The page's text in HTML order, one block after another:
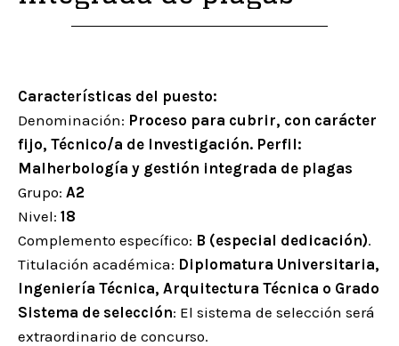
Características del puesto:
Denominación: Proceso para cubrir, con carácter
fijo, Técnico/a de Investigación. Perfil:
Malherbología y gestión integrada de plagas
Grupo: A2
Nivel: 18
Complemento específico: B (especial dedicación).
Titulación académica: Diplomatura Universitaria,
Ingeniería Técnica, Arquitectura Técnica o Grado
Sistema de selección: El sistema de selección será
extraordinario de concurso.